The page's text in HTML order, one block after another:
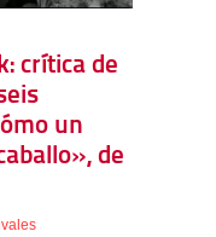
crítica de
un
de